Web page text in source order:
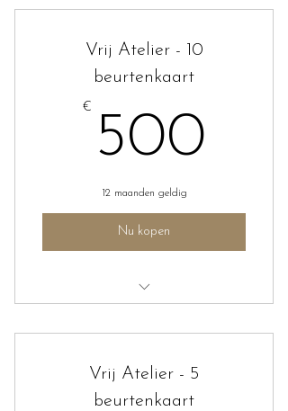
Vrij Atelier - 10
beurtenkaart
€ 500
12 maanden geldig
Nu kopen
Vrij Atelier - 5
beurtenkaart